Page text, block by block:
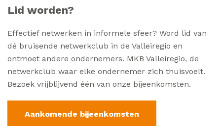
Lid worden?
Effectief netwerken in informele sfeer? Word lid van
dè bruisende netwerkclub in de Valleiregio en
ontmoet andere ondernemers. MKB Valleiregio, de
netwerkclub waar elke ondernemer zich thuisvoelt.
Bezoek vrijblijvend één van onze bijeenkomsten.
Aankomende bijeenkomsten